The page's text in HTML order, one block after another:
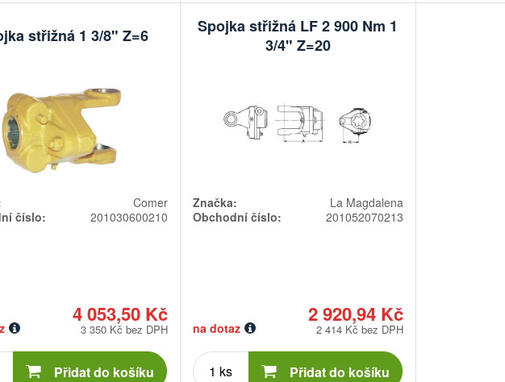
střižná 1 3/8" Z=6
Comer
číslo:
201030600210
4 053,50 Kč
3 350 Kč bez DPH
Počet
kusů Přidat do košíku
Spojka střižná LF 2 900 Nm 1
3/4" Z=20
Značka:
La Magdalena
Obchodní číslo:
201052070213
2 920,94 Kč
na dotaz 2 414 Kč bez DPH
Počet
kusů Přidat do košíku